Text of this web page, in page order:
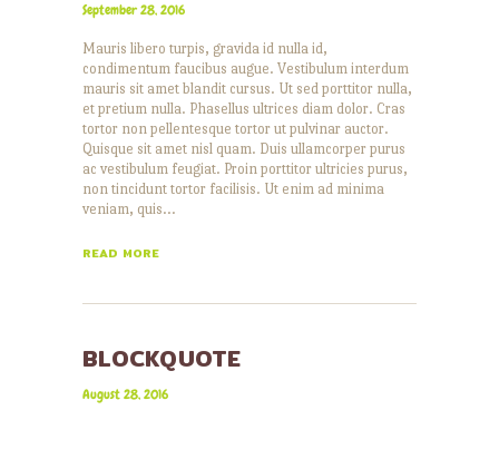
September 28, 2016
Mauris libero turpis, gravida id nulla id,
condimentum faucibus augue. Vestibulum interdum
mauris sit amet blandit cursus. Ut sed porttitor nulla,
et pretium nulla. Phasellus ultrices diam dolor. Cras
tortor non pellentesque tortor ut pulvinar auctor.
Quisque sit amet nisl quam. Duis ullamcorper purus
ac vestibulum feugiat. Proin porttitor ultricies purus,
non tincidunt tortor facilisis. Ut enim ad minima
veniam, quis…
READ MORE
BLOCKQUOTE
August 28, 2016